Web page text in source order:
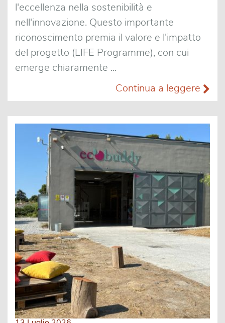
l'eccellenza nella sostenibilità e
nell'innovazione. Questo importante
riconoscimento premia il valore e l'impatto
del progetto (LIFE Programme), con cui
emerge chiaramente ...
Continua a leggere